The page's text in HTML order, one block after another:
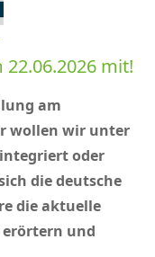
mit!
am
wollen wir unter
oder
die deutsche
die aktuelle
erörtern und